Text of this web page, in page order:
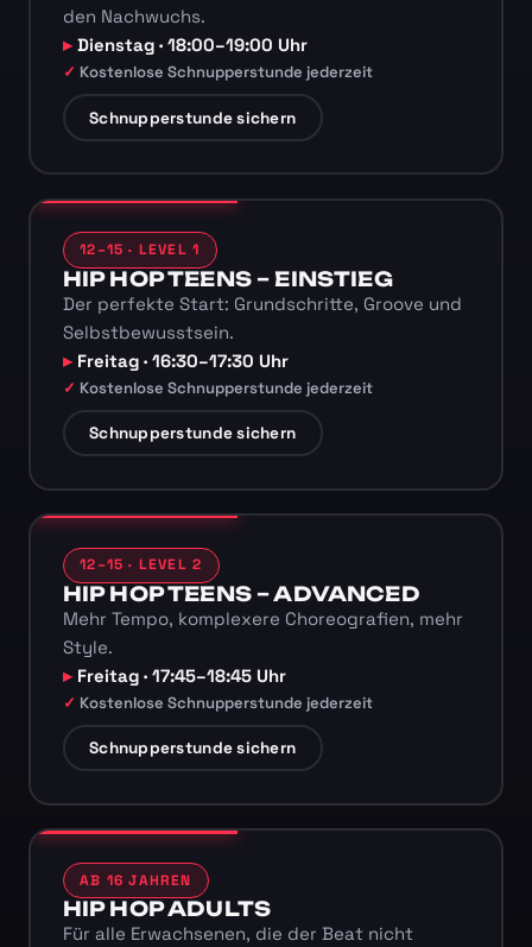
den Nachwuchs.
Dienstag · 18:00–19:00 Uhr
Kostenlose Schnupperstunde jederzeit
Schnupperstunde sichern
12–15 · LEVEL 1
HIP HOP TEENS – EINSTIEG
Der perfekte Start: Grundschritte, Groove und
Selbstbewusstsein.
Freitag · 16:30–17:30 Uhr
Kostenlose Schnupperstunde jederzeit
Schnupperstunde sichern
12–15 · LEVEL 2
HIP HOP TEENS – ADVANCED
Mehr Tempo, komplexere Choreografien, mehr
Style.
Freitag · 17:45–18:45 Uhr
Kostenlose Schnupperstunde jederzeit
Schnupperstunde sichern
AB 16 JAHREN
HIP HOP ADULTS
Für alle Erwachsenen, die der Beat nicht